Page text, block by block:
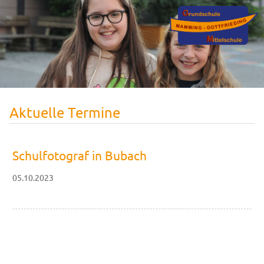
Aktuelle Termine
Schulfotograf in Bubach
05.10.2023